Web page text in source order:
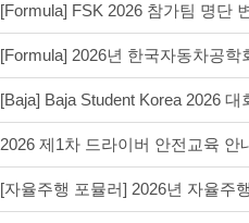
[Formula] FSK 2026 참가팀 명단
[Baja] Baja Student Korea 2026
2026 제1차 드라이버 안전교육 안